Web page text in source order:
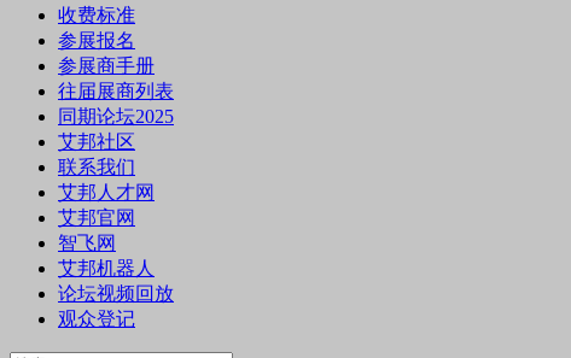
收费标准
参展报名
参展商手册
往届展商列表
同期论坛2025
艾邦社区
联系我们
艾邦人才网
艾邦官网
智飞网
艾邦机器人
论坛视频回放
观众登记